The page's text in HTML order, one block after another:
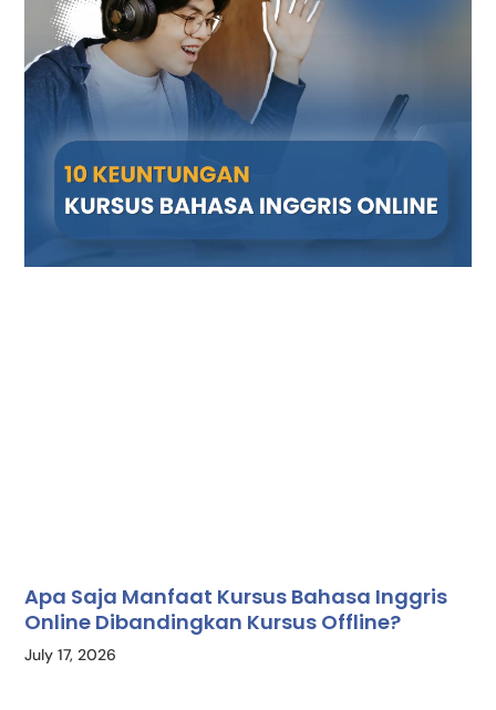
Apa Saja Manfaat Kursus Bahasa Inggris
Online Dibandingkan Kursus Offline?
July 17, 2026